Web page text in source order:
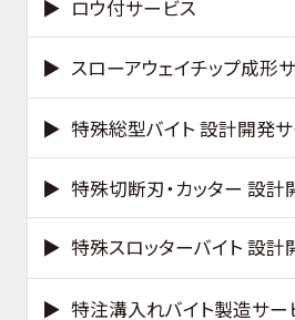
ロウ付サービス
スローアウェイチップ成形
特殊総型バイト 設計開発
特殊切断刃・カッター 設計
特殊スロッターバイト 設計
特注溝入れバイト製造サー